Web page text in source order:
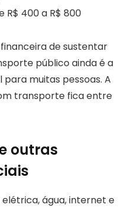
R$ 400 a R$ 800
de sustentar
público ainda é a
muitas pessoas. A
transporte fica entre
outras
água, internet e